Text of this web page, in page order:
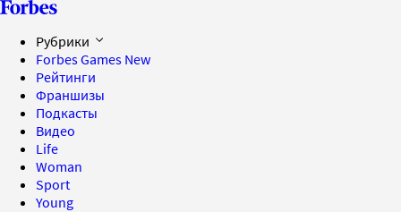
Рубрики
Forbes Games New
Рейтинги
Франшизы
Подкасты
Видео
Life
Woman
Sport
Young